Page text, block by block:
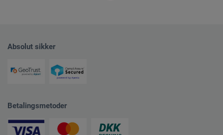
Absolut sikker
Betalingsmetoder